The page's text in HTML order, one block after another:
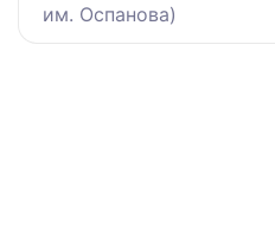
им. Оспанова)